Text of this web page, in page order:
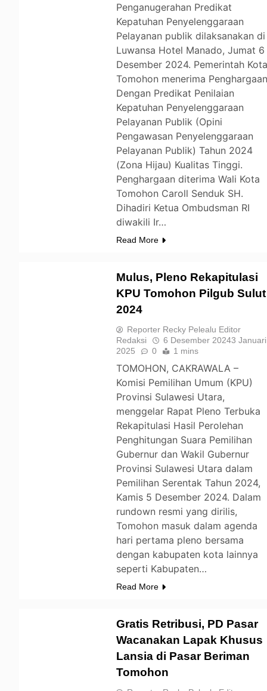
Penganugerahan Predikat
Kepatuhan Penyelenggaraan
Pelayanan publik dilaksanakan di
Luwansa Hotel Manado, Jumat 6
Desember 2024. Pemerintah
Tomohon menerima
Dengan Predikat Penilaian
Kepatuhan Penyelenggaraan
Pelayanan Publik (Opini
Pengawasan Penyelenggaraan
Pelayanan Publik) Tahun 2024
(Zona Hijau) Kualitas Tinggi.
Penghargaan diterima Wali Kota
Tomohon Caroll Senduk SH.
Dihadiri Ketua Ombudsman RI
diwakili Ir…
Read More
Mulus, Pleno Rekapitulasi
KPU Tomohon Pilgub Sulut
2024
Reporter Recky Pelealu Editor
Redaksi
6 Desember 20243 Januari
2025
0 1 mins
TOMOHON, CAKRAWALA –
Komisi Pemilihan Umum (KPU)
Provinsi Sulawesi Utara,
menggelar Rapat Pleno Terbuka
Rekapitulasi Hasil Perolehan
Penghitungan Suara Pemilihan
Gubernur dan Wakil Gubernur
Provinsi Sulawesi Utara dalam
Pemilihan Serentak Tahun 2024,
Kamis 5 Desember 2024. Dalam
rundown resmi yang dirilis,
Tomohon masuk dalam agenda
hari pertama pleno bersama
dengan kabupaten kota lainnya
seperti Kabupaten…
Read More
Gratis Retribusi, PD Pasar
Wacanakan Lapak Khusus
Lansia di Pasar Beriman
Tomohon